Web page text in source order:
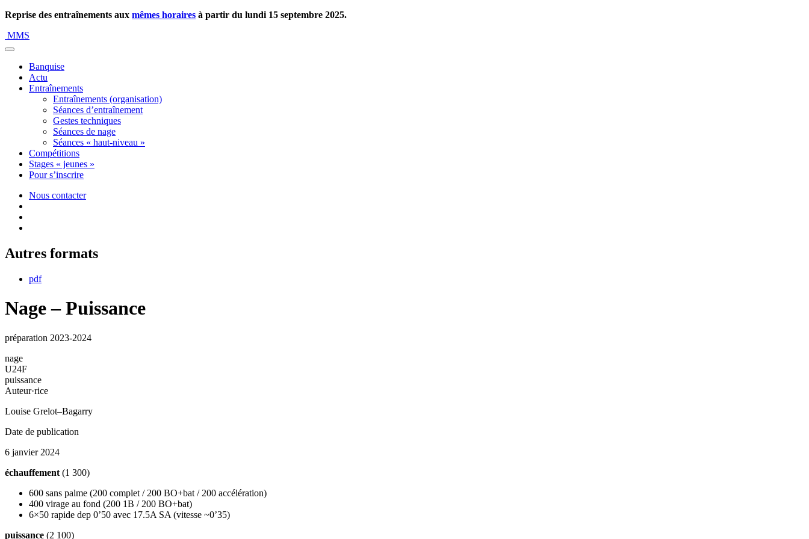
Reprise des entraînements aux mêmes horaires à partir du lundi 15 septembre 2025.
MMS
Banquise
Actu
Entraînements
Entraînements (organisation)
Séances d’entraînement
Gestes techniques
Séances de nage
Séances « haut-niveau »
Compétitions
Stages « jeunes »
Pour s’inscrire
Nous contacter
Autres formats
pdf
Nage – Puissance
préparation 2023-2024
nage
U24F
puissance
Auteur·rice
Louise Grelot–Bagarry
Date de publication
6 janvier 2024
échauffement (1 300)
600 sans palme (200 complet / 200 BO+bat / 200 accélération)
400 virage au fond (200 1B / 200 BO+bat)
6×50 rapide dep 0’50 avec 17.5A SA (vitesse ~0’35)
puissance (2 100)